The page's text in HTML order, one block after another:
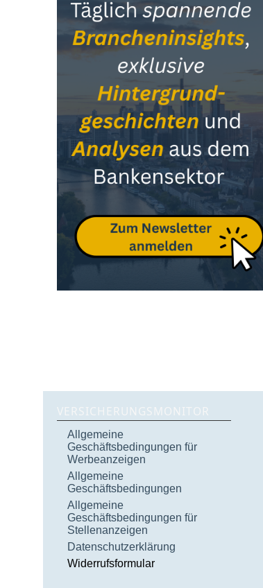
VERSICHERUNGSMONITOR
Allgemeine
Geschäftsbedingungen für
Werbeanzeigen
Allgemeine
Geschäftsbedingungen
Allgemeine
Geschäftsbedingungen für
Stellenanzeigen
Datenschutzerklärung
Widerrufsformular